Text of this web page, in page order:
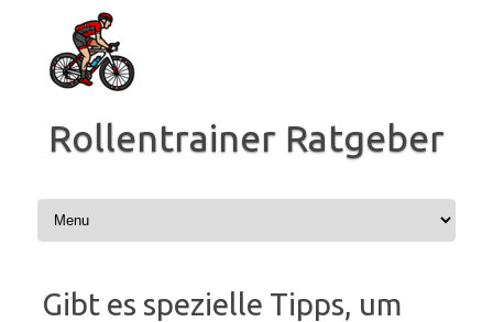
springen
Rollentrainer Ratgeber
Gibt es spezielle Tipps, um